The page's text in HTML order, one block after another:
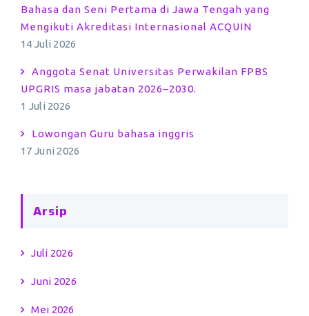
Bahasa dan Seni Pertama di Jawa Tengah yang
Mengikuti Akreditasi Internasional ACQUIN
14 Juli 2026
Anggota Senat Universitas Perwakilan FPBS
UPGRIS masa jabatan 2026–2030.
1 Juli 2026
Lowongan Guru bahasa inggris
17 Juni 2026
Arsip
Juli 2026
Juni 2026
Mei 2026